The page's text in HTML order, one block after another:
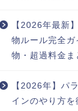
【2026年最新
物ルール完全
物・超過料金ま
【2026年】パ
インのやり方